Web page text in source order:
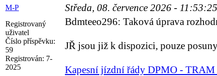
M-P Středa, 08. července 2026 -
Registrovaný
uživatel
Číslo příspěvku:
59
Registrován: 7-
2025
Bdmteeo296: Taková úprava
JŘ jsou již k dispozici, pouze
Kapesní jízdní řády DPMO - TRAM